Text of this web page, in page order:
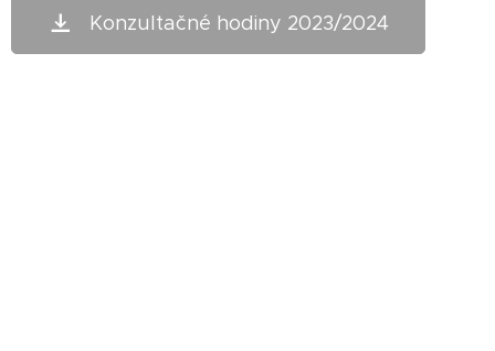
Konzultačné hodiny 2023/2024